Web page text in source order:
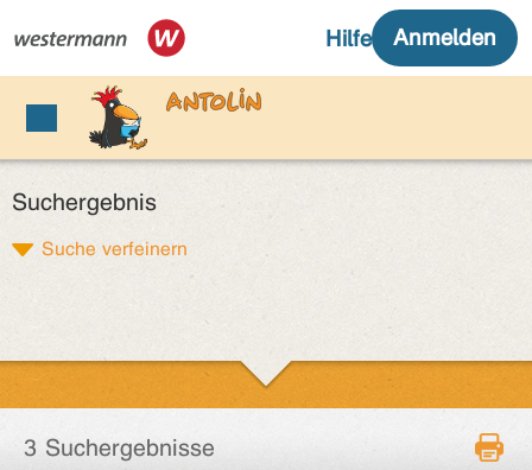
Suchergebnis
Suche verfeinern
3 Suchergebnisse